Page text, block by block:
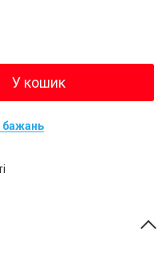
У кошик
бажань